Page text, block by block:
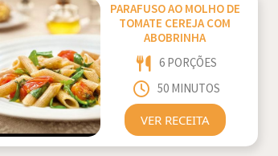
PARAFUSO AO MOLHO DE
TOMATE CEREJA COM
ABOBRINHA
6 PORÇÕES
50 MINUTOS
VER RECEITA